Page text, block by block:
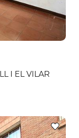
I EL VILAR